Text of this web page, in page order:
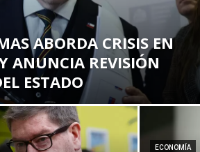
ABORDA CRISIS EN
ANUNCIA REVISIÓN
ESTADO
ECONOMÍA